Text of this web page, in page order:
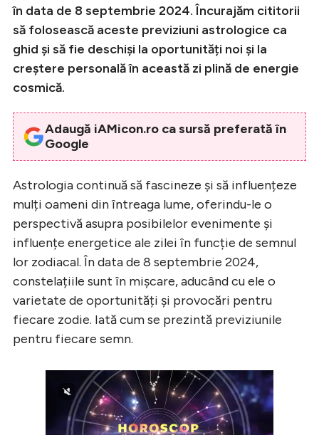
în data de 8 septembrie 2024. Încurajăm cititorii
să folosească aceste previziuni astrologice ca
ghid și să fie deschiși la oportunități noi și la
creștere personală în această zi plină de energie
cosmică.
Adaugă iAMicon.ro ca sursă preferată în
Google
Astrologia continuă să fascineze și să influențeze
mulți oameni din întreaga lume, oferindu-le o
perspectivă asupra posibilelor evenimente și
influențe energetice ale zilei în funcție de semnul
lor zodiacal. În data de 8 septembrie 2024,
constelațiile sunt în mișcare, aducând cu ele o
varietate de oportunități și provocări pentru
fiecare zodie. Iată cum se prezintă previziunile
pentru fiecare semn.